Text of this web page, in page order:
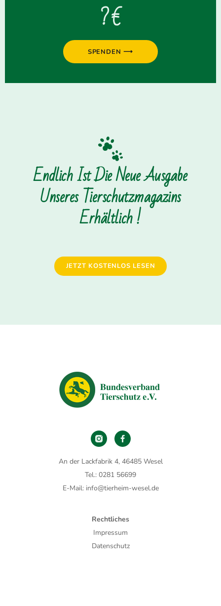
? €
SPENDEN ⟶
Endlich Ist Die Neue Ausgabe
Unseres Tierschutzmagazins
Erhältlich !
JETZT KOSTENLOS LESEN
An der Lackfabrik 4, 46485 Wesel
Tel.: 0281 56699
E-Mail: info@tierheim-wesel.de
Rechtliches
Impressum
Datenschutz